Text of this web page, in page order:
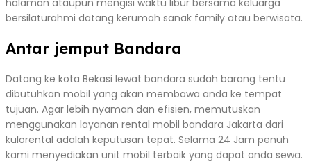
bersilaturahmi datang kerumah sanak family atau berwisata.
Antar jemput Bandara
Datang ke kota Bekasi lewat bandara sudah barang tentu
dibutuhkan mobil yang akan membawa anda ke tempat
tujuan. Agar lebih nyaman dan efisien, memutuskan
menggunakan layanan rental mobil bandara Jakarta dari
kulorental adalah keputusan tepat. Selama 24 Jam penuh
kami menyediakan unit mobil terbaik yang dapat anda sewa.